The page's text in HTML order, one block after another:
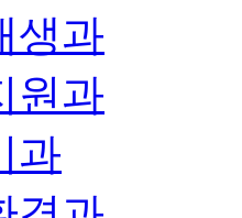
생과
원과
과